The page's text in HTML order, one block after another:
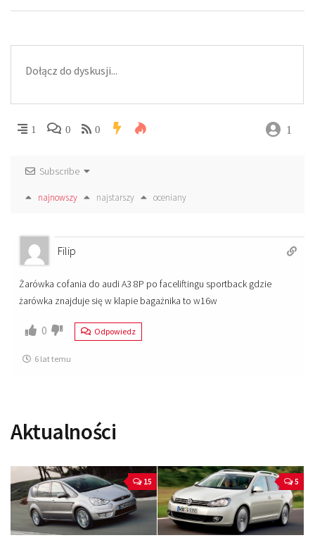
1 0 0 1
Subscribe
najnowszy najstarszy oceniany
Filip
Żarówka cofania do audi A3 8P po faceliftingu sportback gdzie
żarówka znajduje się w klapie bagażnika to w16w
0 Odpowiedz
6 lat temu
Aktualności
15 5